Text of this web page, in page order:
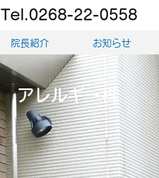
Tel.0268-22-0558
院長紹介 お知らせ
アレルギー科